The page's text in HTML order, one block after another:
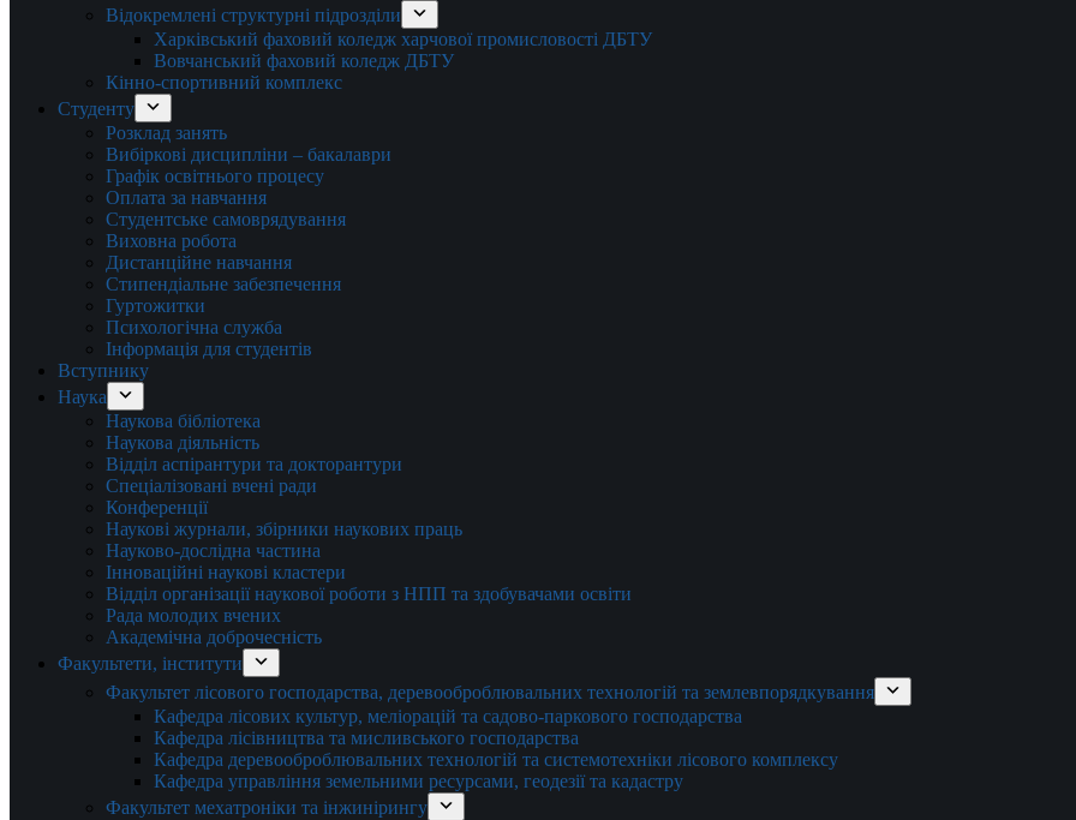
Відокремлені структурні підрозділи
Харківський фаховий коледж харчової промисловості ДБТУ
Вовчанський фаховий коледж ДБТУ
Кінно-спортивний комплекс
Студенту
Розклад занять
Вибіркові дисципліни – бакалаври
Графік освітнього процесу
Оплата за навчання
Студентське самоврядування
Виховна робота
Дистанційне навчання
Стипендіальне забезпечення
Гуртожитки
Психологічна служба
Інформація для студентів
Вступнику
Наука
Наукова бібліотека
Наукова діяльність
Відділ аспірантури та докторантури
Спеціалізовані вчені ради
Конференції
Наукові журнали, збірники наукових праць
Науково-дослідна частина
Інноваційні наукові кластери
Відділ організації наукової роботи з НПП та здобувачами освіти
Рада молодих вчених
Академічна доброчесність
Факультети, інститути
Факультет лісового господарства, деревооброблювальних технологій та землевпорядкування
Кафедра лісових культур, меліорацій та садово-паркового господарства
Кафедра лісівництва та мисливського господарства
Кафедра деревооброблювальних технологій та системотехніки лісового комплексу
Кафедра управління земельними ресурсами, геодезії та кадастру
Факультет мехатроніки та інжинірингу